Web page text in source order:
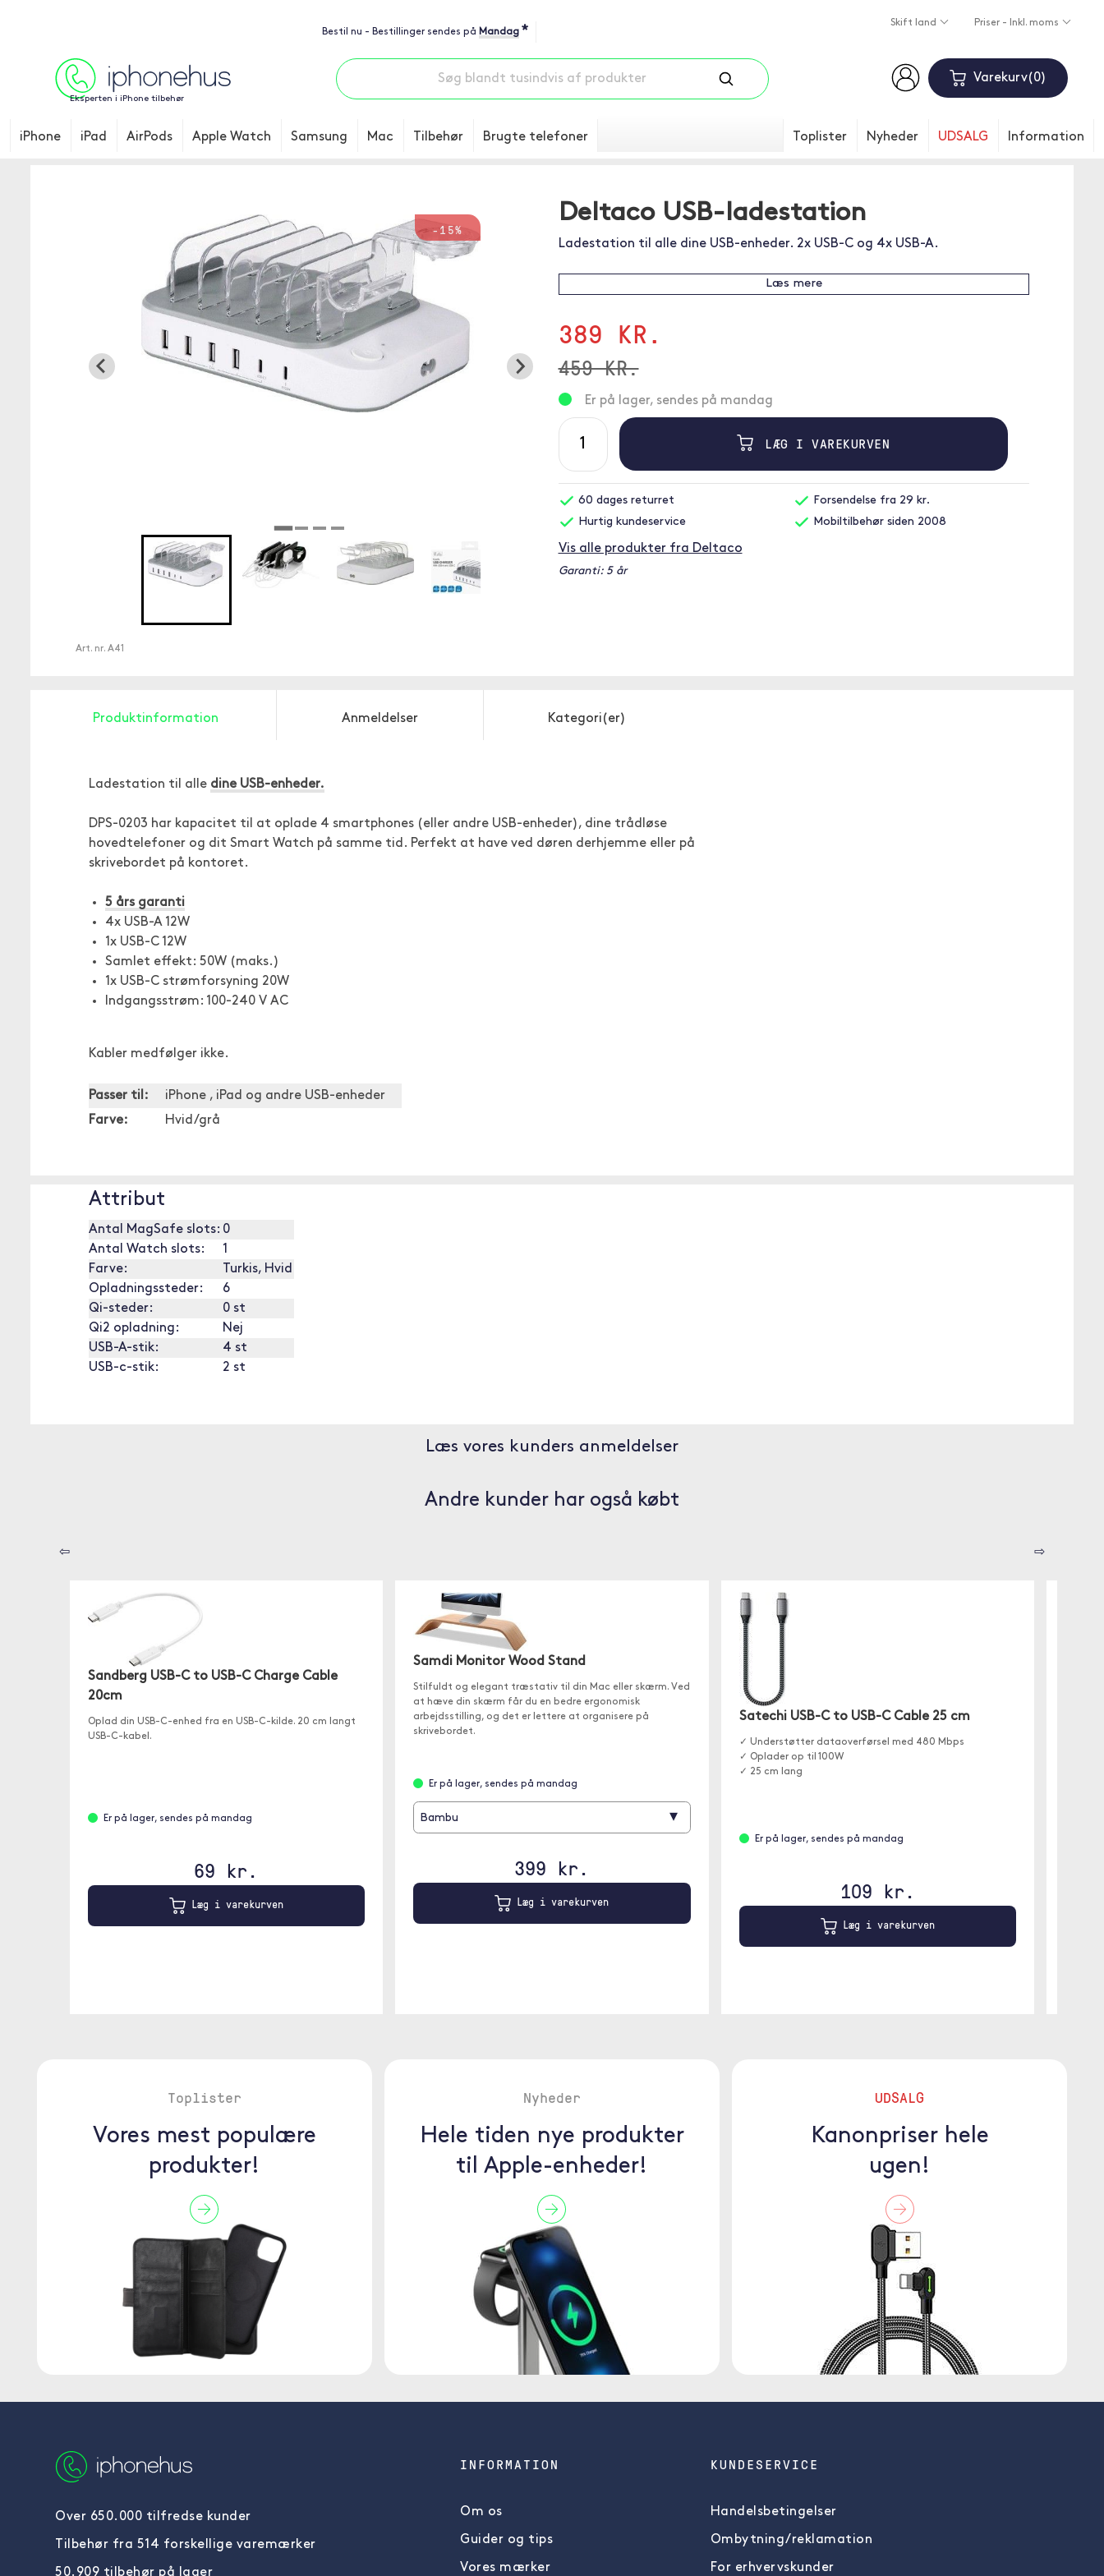
Bestil nu - Bestillinger sendes på Mandag *
Skift land Priser - Inkl. moms
Eksperten i iPhone tilbehør
Varekurv 0
iPhone iPad AirPods Apple Watch Samsung Mac Tilbehør Brugte telefoner Toplister Nyheder UDSALG Information
-15%
Art. nr. A41
Deltaco USB-ladestation
Ladestation til alle dine USB-enheder. 2x USB-C og 4x USB-A.
Læs mere
389 KR.
459 KR.
Er på lager, sendes på mandag
LÆG I VAREKURVEN
60 dages returret
Forsendelse fra 29 kr.
Hurtig kundeservice
Mobiltilbehør siden 2008
Vis alle produkter fra Deltaco
Garanti: 5 år
Produktinformation Anmeldelser Kategori(er)
Ladestation til alle dine USB-enheder.
DPS-0203 har kapacitet til at oplade 4 smartphones (eller andre USB-enheder), dine trådløse
hovedtelefoner og dit Smart Watch på samme tid. Perfekt at have ved døren derhjemme eller på
skrivebordet på kontoret.
5 års garanti
4x USB-A 12W
1x USB-C 12W
Samlet effekt: 50W (maks.)
1x USB-C strømforsyning 20W
Indgangsstrøm: 100-240 V AC
Kabler medfølger ikke.
Passer til:
iPhone , iPad og andre USB-enheder
Farve:
Hvid/grå
Attribut
Antal MagSafe slots: 0
Antal Watch slots:
1
Farve:
Turkis, Hvid
Opladningssteder:
6
Qi-steder:
0 st
Qi2 opladning:
Nej
USB-A-stik:
4 st
USB-c-stik:
2 st
Læs vores kunders anmeldelser
Andre kunder har også købt
⇦ ⇨
Sandberg USB-C to USB-C Charge Cable
20cm
Oplad din USB-C-enhed fra en USB-C-kilde. 20 cm langt
USB-C-kabel.
Er på lager, sendes på mandag
69 kr.
Læg i varekurven
Samdi Monitor Wood Stand
Stilfuldt og elegant træstativ til din Mac eller skærm. Ved
at hæve din skærm får du en bedre ergonomisk
arbejdsstilling, og det er lettere at organisere på
skrivebordet.
Er på lager, sendes på mandag
Bambu ▾
399 kr.
Læg i varekurven
Satechi USB-C to USB-C Cable 25 cm
✓ Understøtter dataoverførsel med 480 Mbps
✓ Oplader op til 100W
✓ 25 cm lang
Er på lager, sendes på mandag
109 kr.
Læg i varekurven
Toplister
Vores mest populære
produkter!
Nyheder
Hele tiden nye produkter
til Apple-enheder!
UDSALG
Kanonpriser hele
ugen!
Over 650.000 tilfredse kunder
Tilbehør fra 514 forskellige varemærker
50.909 tilbehør på lager
INFORMATION
Om os
Guider og tips
Vores mærker
KUNDESERVICE
Handelsbetingelser
Ombytning/reklamation
For erhvervskunder